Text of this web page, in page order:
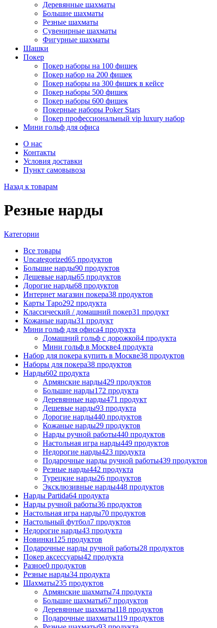
Деревянные шахматы
Большие шахматы
Резные шахматы
Сувенирные шахматы
Фигурные шахматы
Шашки
Покер
Покер наборы на 100 фишек
Покер набор на 200 фишек
Покер наборы на 300 фишек в кейсе
Покер наборы 500 фишек
Покер наборы 600 фишек
Покерные наборы Poker Stars
Покер профессиональный vip luxury набор
Мини гольф для офиса
О нас
Контакты
Условия доставки
Пункт самовывоза
Назад к товарам
Резные нарды
Категории
Все товары
Uncategorized65 продуктов
Большие нарды90 продуктов
Дешевые нарды65 продуктов
Дорогие нарды68 продуктов
Интернет магазин покера38 продуктов
Карты Таро292 продукта
Классический / домашний покер31 продукт
Кожаные нарды31 продукт
Мини гольф для офиса4 продукта
Домашний гольф с дорожкой4 продукта
Мини гольф в Москве4 продукта
Набор для покера купить в Москве38 продуктов
Наборы для покера38 продуктов
Нарды602 продукта
Армянские нарды429 продуктов
Большие нарды172 продукта
Деревянные нарды471 продукт
Дешевые нарды93 продукта
Дорогие нарды440 продуктов
Кожаные нарды29 продуктов
Нарды ручной работы440 продуктов
Настольная игра нарды449 продуктов
Недорогие нарды423 продукта
Подарочные нарды ручной работы439 продуктов
Резные нарды442 продукта
Турецкие нарды26 продуктов
Эксклюзивные нарды448 продуктов
Нарды Partida64 продукта
Нарды ручной работы36 продуктов
Настольная игра нарды70 продуктов
Настольный футбол7 продуктов
Недорогие нарды43 продукта
Новинки125 продуктов
Подарочные нарды ручной работы28 продуктов
Покер аксессуары42 продукта
Разное0 продуктов
Резные нарды34 продукта
Шахматы235 продуктов
Армянские шахматы74 продукта
Большие шахматы67 продуктов
Деревянные шахматы118 продуктов
Подарочные шахматы119 продуктов